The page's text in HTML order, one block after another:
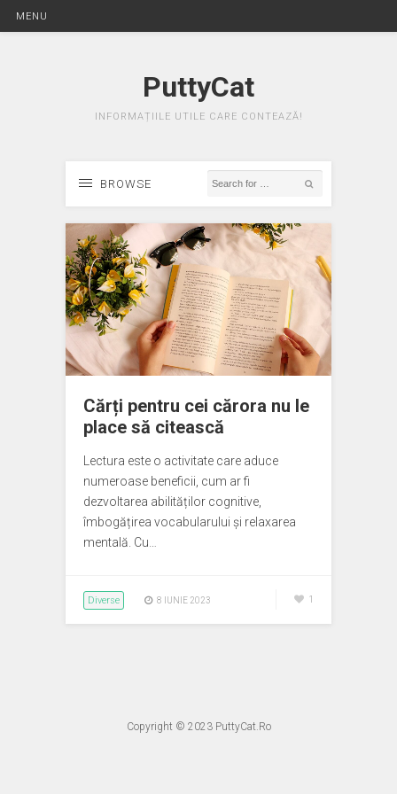
MENU
PuttyCat
INFORMAȚIILE UTILE CARE CONTEAZĂ!
BROWSE
Cărți pentru cei cărora nu le
place să citească
Lectura este o activitate care aduce
numeroase beneficii, cum ar fi
dezvoltarea abilităților cognitive,
îmbogățirea vocabularului și relaxarea
mentală. Cu…
Diverse 8 IUNIE 2023 1
Copyright © 2023 PuttyCat.Ro